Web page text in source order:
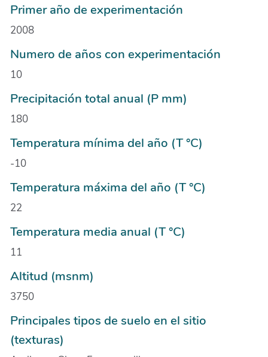
Primer año de experimentación
2008
Numero de años con experimentación
10
Precipitación total anual (P mm)
180
Temperatura mínima del año (T °C)
-10
Temperatura máxima del año (T °C)
22
Temperatura media anual (T °C)
11
Altitud (msnm)
3750
Principales tipos de suelo en el sitio
(texturas)